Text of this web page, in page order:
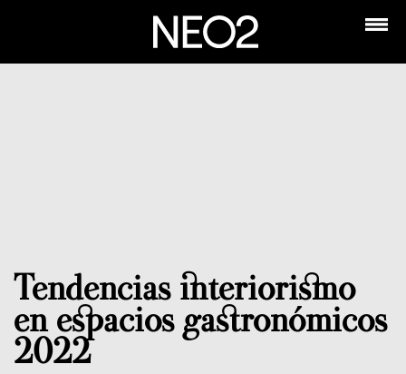
Tendencias interiorismo
en espacios gastronómicos
2022